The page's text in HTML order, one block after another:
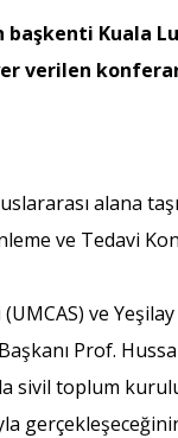
Kuala
verilen
alana
ve Tedavi
ve
Prof.
sivil toplum